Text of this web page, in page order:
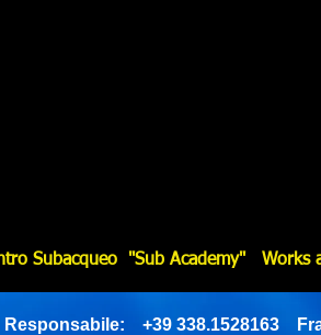
Subacqueo "Sub Academy" Works
Responsabile: +39 338.1528163